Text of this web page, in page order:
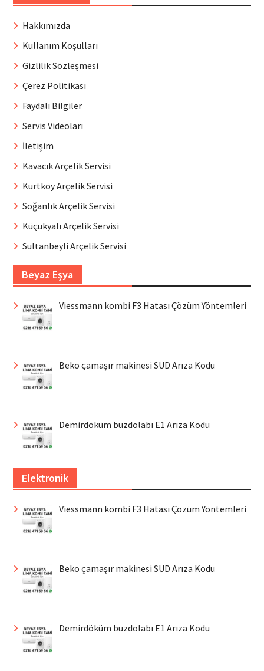
Hakkımızda
Kullanım Koşulları
Gizlilik Sözleşmesi
Çerez Politikası
Faydalı Bilgiler
Servis Videoları
İletişim
Kavacık Arçelik Servisi
Kurtköy Arçelik Servisi
Soğanlık Arçelik Servisi
Küçükyalı Arçelik Servisi
Sultanbeyli Arçelik Servisi
Beyaz Eşya
Viessmann kombi F3 Hatası Çözüm Yöntemleri
Beko çamaşır makinesi SUD Arıza Kodu
Demirdöküm buzdolabı E1 Arıza Kodu
Elektronik
Viessmann kombi F3 Hatası Çözüm Yöntemleri
Beko çamaşır makinesi SUD Arıza Kodu
Demirdöküm buzdolabı E1 Arıza Kodu